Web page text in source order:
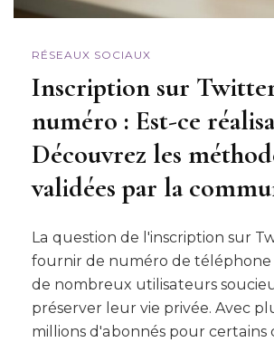
RÉSEAUX SOCIAUX
Inscription sur
numéro : Est-ce
Découvrez les
validées par la
La question de l'inscription sur
fournir de numéro de
de nombreux utilisateurs
préserver leur vie privée. Avec
millions d'abonnés pour certains